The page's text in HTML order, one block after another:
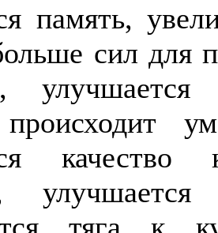
память,
сил для
происходит
качество